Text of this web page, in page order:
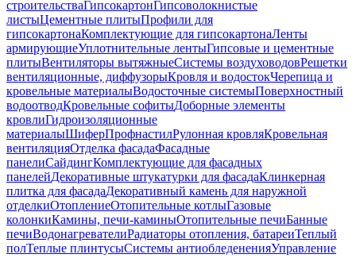
строительстваГипсокартонГипсоволокнистые
листыЦементные плитыПрофили для
гипсокартонаКомплектующие для гипсокартонаЛенты
армирующиеУплотнительные лентыГипсовые и цементные
плитыВентиляторы вытяжныеСистемы воздуховодовРешетки
вентиляционные, диффузорыКровля и водостокЧерепица и
кровельные материалыВодосточные системыПоверхностный
водоотводКровельные софитыДоборные элементы
кровлиГидроизоляционные
материалыШиферПрофнастилРулонная кровляКровельная
вентиляцияОтделка фасадаФасадные
панелиСайдингКомплектующие для фасадных
панелейДекоративные штукатурки для фасадаКлинкерная
плитка для фасадаДекоративный камень для наружной
отделкиОтоплениеОтопительные котлыГазовые
колонкиКамины, печи-каминыОтопительные печиБанные
печиВодонагревателиРадиаторы отопления, батареиТеплый
полТеплые плинтусыСистемы антиобледененияУправление